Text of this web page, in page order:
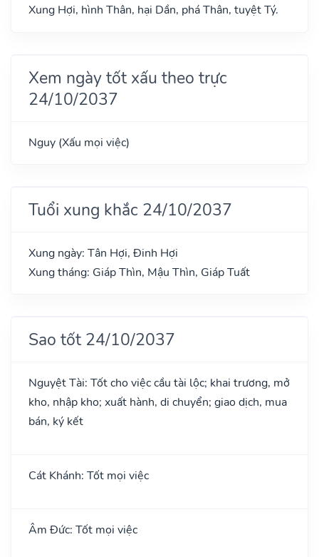
Xung Hợi, hình Thân, hại Dần, phá Thân, tuyệt Tý.
Xem ngày tốt xấu theo trực
24/10/2037
Nguy (Xấu mọi việc)
Tuổi xung khắc 24/10/2037
Xung ngày: Tân Hợi, Đinh Hợi
Xung tháng: Giáp Thìn, Mậu Thìn, Giáp Tuất
Sao tốt 24/10/2037
Nguyệt Tài: Tốt cho việc cầu tài lộc; khai trương, mở
kho, nhập kho; xuất hành, di chuyển; giao dịch, mua
bán, ký kết
Cát Khánh: Tốt mọi việc
Âm Đức: Tốt mọi việc